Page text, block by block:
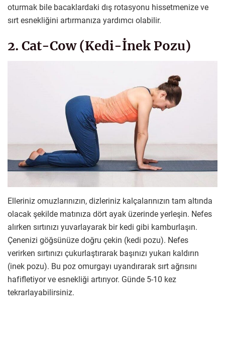
oturmak bile bacaklardaki dış rotasyonu hissetmenize ve
sırt esnekliğini artırmanıza yardımcı olabilir.
2. Cat-Cow (Kedi-İnek Pozu)
Elleriniz omuzlarınızın, dizleriniz kalçalarınızın tam altında
olacak şekilde matınıza dört ayak üzerinde yerleşin. Nefes
alırken sırtınızı yuvarlayarak bir kedi gibi kamburlaşın.
Çenenizi göğsünüze doğru çekin (kedi pozu). Nefes
verirken sırtınızı çukurlaştırarak başınızı yukarı kaldırın
(inek pozu). Bu poz omurgayı uyandırarak sırt ağrısını
hafifletiyor ve esnekliği artırıyor. Günde 5-10 kez
tekrarlayabilirsiniz.